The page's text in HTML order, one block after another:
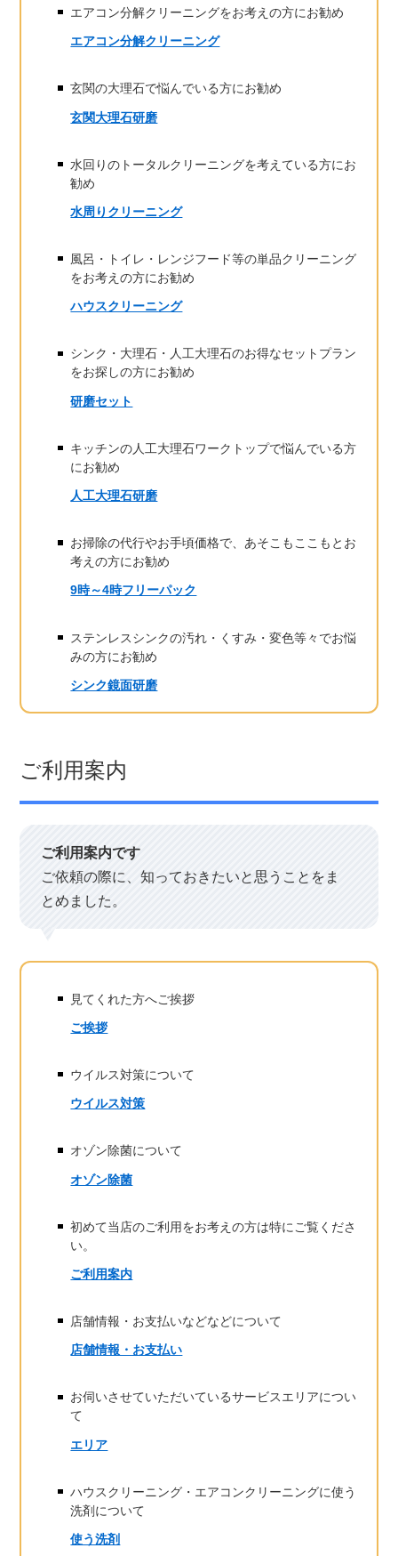
エアコン分解クリーニングをお考えの方にお勧め
エアコン分解クリーニング
玄関の大理石で悩んでいる方にお勧め
玄関大理石研磨
水回りのトータルクリーニングを考えている方にお
勧め
水周りクリーニング
風呂・トイレ・レンジフード等の単品クリーニング
をお考えの方にお勧め
ハウスクリーニング
シンク・大理石・人工大理石のお得なセットプラン
をお探しの方にお勧め
研磨セット
キッチンの人工大理石ワークトップで悩んでいる方
にお勧め
人工大理石研磨
お掃除の代行やお手頃価格で、あそこもここもとお
考えの方にお勧め
9時～4時フリーパック
ステンレスシンクの汚れ・くすみ・変色等々でお悩
みの方にお勧め
シンク鏡面研磨
ご利用案内
ご利用案内です
ご依頼の際に、知っておきたいと思うことをま
とめました。
見てくれた方へご挨拶
ご挨拶
ウイルス対策について
ウイルス対策
オゾン除菌について
オゾン除菌
初めて当店のご利用をお考えの方は特にご覧くださ
い。
ご利用案内
店舗情報・お支払いなどなどについて
店舗情報・お支払い
お伺いさせていただいているサービスエリアについ
て
エリア
ハウスクリーニング・エアコンクリーニングに使う
洗剤について
使う洗剤